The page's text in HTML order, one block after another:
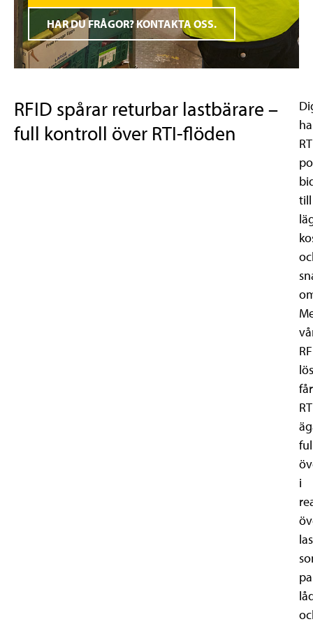
HAR DU FRÅGOR? KONTAKTA OSS.
RFID spårar returbar lastbärare –
full kontroll över RTI-flöden
till
får
i